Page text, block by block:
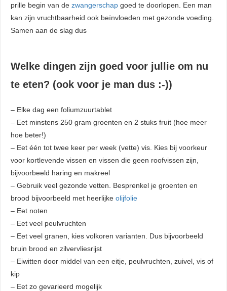
prille begin van de zwangerschap goed te doorlopen. Een man
kan zijn vruchtbaarheid ook beïnvloeden met gezonde voeding.
Samen aan de slag dus
Welke dingen zijn goed voor jullie om nu
te eten? (ook voor je man dus :-))
– Elke dag een foliumzuurtablet
– Eet minstens 250 gram groenten en 2 stuks fruit (hoe meer
hoe beter!)
– Eet één tot twee keer per week (vette) vis. Kies bij voorkeur
voor kortlevende vissen en vissen die geen roofvissen zijn,
bijvoorbeeld haring en makreel
– Gebruik veel gezonde vetten. Besprenkel je groenten en
brood bijvoorbeeld met heerlijke olijfolie
– Eet noten
– Eet veel peulvruchten
– Eet veel granen, kies volkoren varianten. Dus bijvoorbeeld
bruin brood en zilvervliesrijst
– Eiwitten door middel van een eitje, peulvruchten, zuivel, vis of
kip
– Eet zo gevarieerd mogelijk